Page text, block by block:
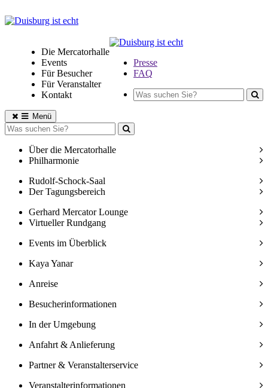
Presse
FAQ
Die Mercatorhalle
Events
Für Besucher
Für Veranstalter
Kontakt
Menü
Über die Mercatorhalle
Philharmonie
Rudolf-Schock-Saal
Der Tagungsbereich
Gerhard Mercator Lounge
Virtueller Rundgang
Events im Überblick
Kaya Yanar
Anreise
Besucherinformationen
In der Umgebung
Anfahrt & Anlieferung
Partner & Veranstalterservice
Veranstalterinformationen